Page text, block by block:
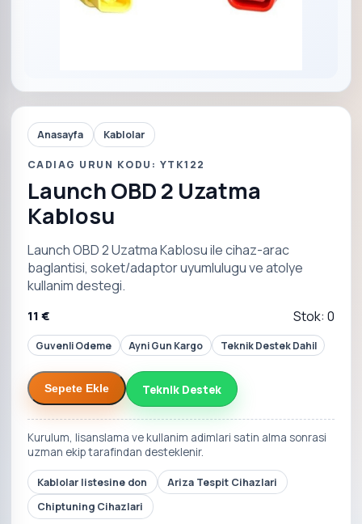
Anasayfa Kablolar
CADIAG URUN KODU: YTK122
Launch OBD 2 Uzatma
Kablosu
Launch OBD 2 Uzatma Kablosu ile cihaz-arac
baglantisi, soket/adaptor uyumlulugu ve atolye
kullanim destegi.
11 € Stok: 0
Guvenli Odeme Ayni Gun Kargo Teknik Destek Dahil
Sepete Ekle Teknik Destek
Kurulum, lisanslama ve kullanim adimlari satin alma sonrasi
uzman ekip tarafindan desteklenir.
Kablolar listesine don
Ariza Tespit Cihazlari
Chiptuning Cihazlari